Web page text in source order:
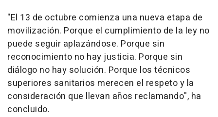
"El 13 de octubre comienza una nueva etapa de
movilización. Porque el cumplimiento de la ley no
puede seguir aplazándose. Porque sin
reconocimiento no hay justicia. Porque sin
diálogo no hay solución. Porque los técnicos
superiores sanitarios merecen el respeto y la
consideración que llevan años reclamando", ha
concluido.